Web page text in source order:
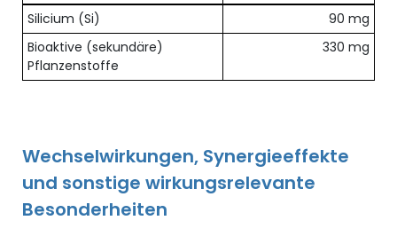
Übersicht der enthaltenen Nährstoffe pro Dosis
Silicium (Si)
90 mg
Bioaktive (sekundäre)
Pflanzenstoffe
330 mg
Wechselwirkungen, Synergieeffekte
und sonstige wirkungsrelevante
Besonderheiten